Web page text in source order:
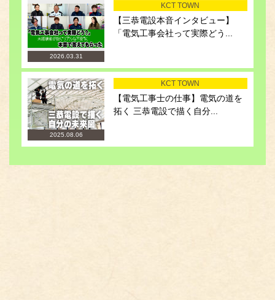
2026.03.31
KCT TOWN
【三恭電設本音インタビュー】
「電気工事会社って実際どう...
2025.08.06
KCT TOWN
【電気工事士の仕事】電気の道を
拓く 三恭電設で描く自分...